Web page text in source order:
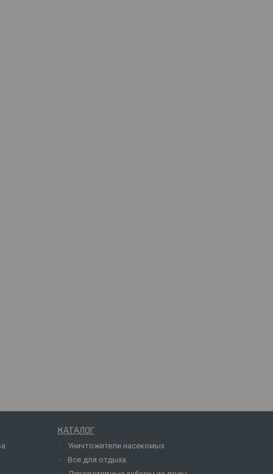
КАТАЛОГ
Уничтожители насекомых
Все для отдыха